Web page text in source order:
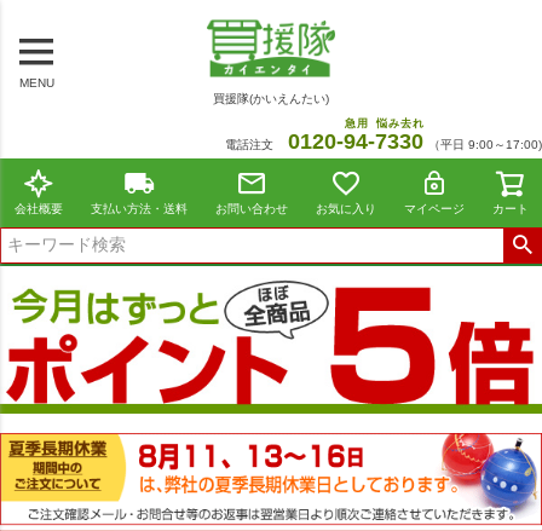
MENU
買援隊(かいえんたい)
電話注文 0120-94
急用
-7330
悩み去れ
（平日 9:00～17:00)
会社概要 支払い方法・送料 お問い合わせ お気に入り マイページ カート